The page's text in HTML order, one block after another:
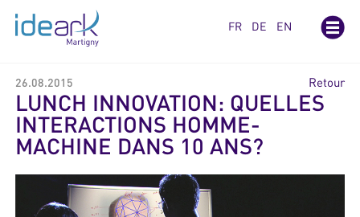
FR DE EN
Retour
26.08.2015
LUNCH INNOVATION: QUELLES
INTERACTIONS HOMME-
MACHINE DANS 10 ANS?